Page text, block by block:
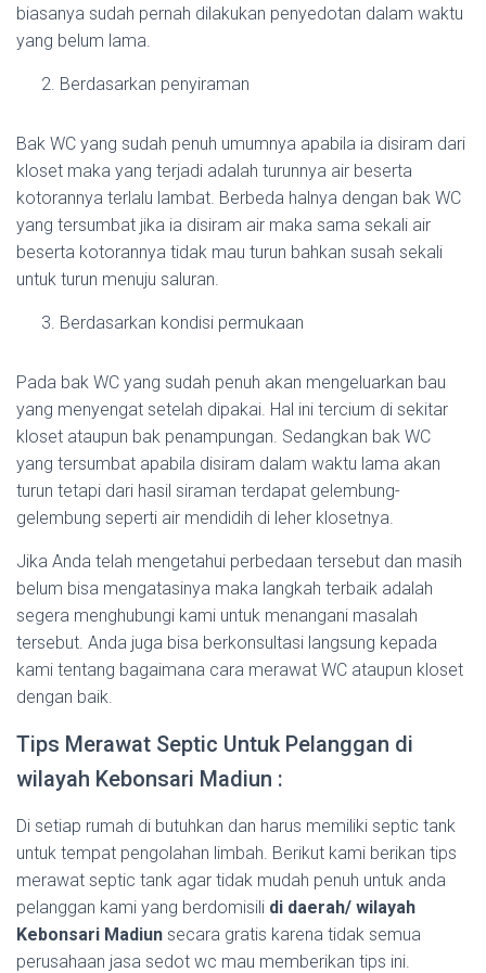
biasanya sudah pernah dilakukan penyedotan dalam waktu
yang belum lama.
Berdasarkan penyiraman
Bak WC yang sudah penuh umumnya apabila ia disiram dari
kloset maka yang terjadi adalah turunnya air beserta
kotorannya terlalu lambat. Berbeda halnya dengan bak WC
yang tersumbat jika ia disiram air maka sama sekali air
beserta kotorannya tidak mau turun bahkan susah sekali
untuk turun menuju saluran.
Berdasarkan kondisi permukaan
Pada bak WC yang sudah penuh akan mengeluarkan bau
yang menyengat setelah dipakai. Hal ini tercium di sekitar
kloset ataupun bak penampungan. Sedangkan bak WC
yang tersumbat apabila disiram dalam waktu lama akan
turun tetapi dari hasil siraman terdapat gelembung-
gelembung seperti air mendidih di leher klosetnya.
Jika Anda telah mengetahui perbedaan tersebut dan masih
belum bisa mengatasinya maka langkah terbaik adalah
segera menghubungi kami untuk menangani masalah
tersebut. Anda juga bisa berkonsultasi langsung kepada
kami tentang bagaimana cara merawat WC ataupun kloset
dengan baik.
Tips Merawat Septic Untuk Pelanggan di
wilayah Kebonsari Madiun :
Di setiap rumah di butuhkan dan harus memiliki septic tank
untuk tempat pengolahan limbah. Berikut kami berikan tips
merawat septic tank agar tidak mudah penuh untuk anda
pelanggan kami yang berdomisili di daerah/ wilayah
Kebonsari Madiun secara gratis karena tidak semua
perusahaan jasa sedot wc mau memberikan tips ini.